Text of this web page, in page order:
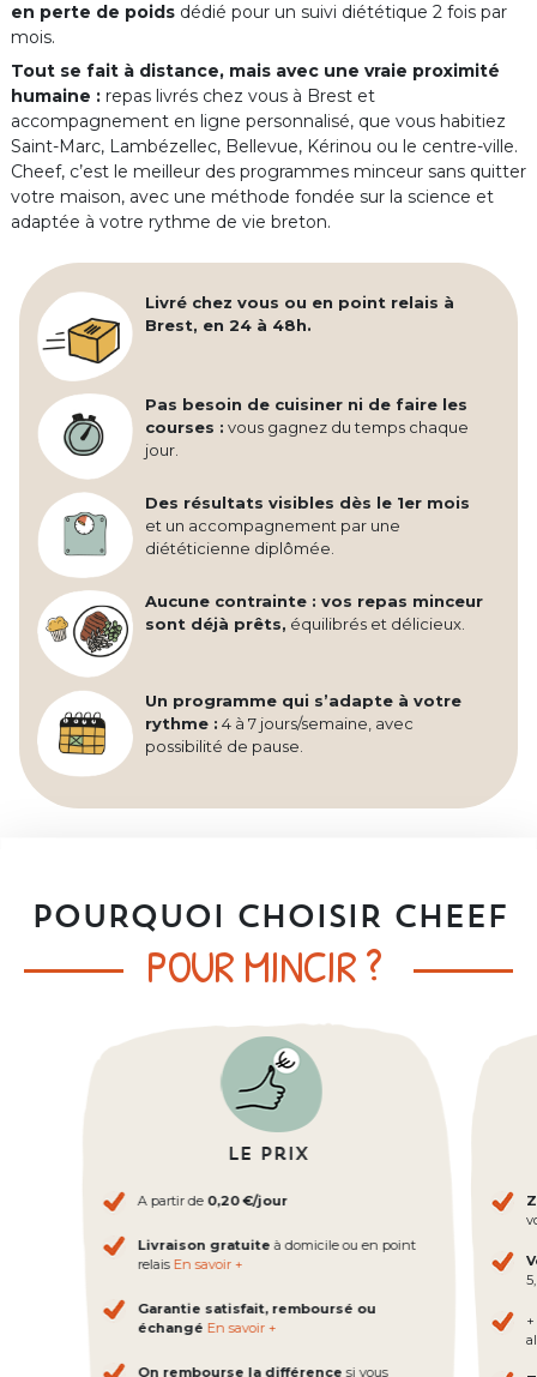
en perte de poids dédié pour un suivi diététique 2 fois par
mois.
Tout se fait à distance, mais avec une vraie proximité
humaine : repas livrés chez vous à Brest et
accompagnement en ligne personnalisé, que vous habitiez
Saint-Marc, Lambézellec, Bellevue, Kérinou ou le centre-ville.
Cheef, c’est le meilleur des programmes minceur sans quitter
votre maison, avec une méthode fondée sur la science et
adaptée à votre rythme de vie breton.
Livré chez vous ou en point relais à
Brest, en 24 à 48h.
Pas besoin de cuisiner ni de faire les
courses : vous gagnez du temps chaque
jour.
Des résultats visibles dès le 1er mois
et un accompagnement par une
diététicienne diplômée.
Aucune contrainte : vos repas minceur
sont déjà prêts, équilibrés et délicieux.
Un programme qui s’adapte à votre
rythme : 4 à 7 jours/semaine, avec
possibilité de pause.
POURQUOI CHOISIR CHEEF
POUR MINCIR ?
Le prix
A partir de 0,20 €/jour
Livraison gratuite à domicile ou en point
relais En savoir +
Garantie satisfait, remboursé ou
échangé En savoir +
On rembourse la différence si vous